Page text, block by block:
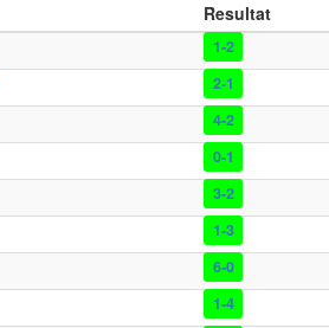
Resultat
1-2
2-1
4-2
0-1
3-2
1-3
6-0
1-4